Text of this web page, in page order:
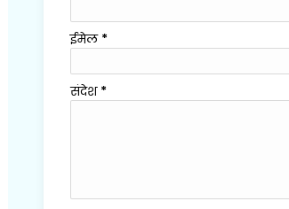
ईमेल *
संदेश *